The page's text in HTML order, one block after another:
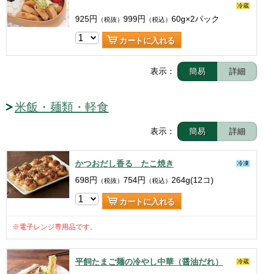
冷蔵
925円 （税抜） 999円 （税込） 60g×2パック
カートに入れる
表示： 簡易 詳細
米飯・麺類・軽食
表示： 簡易 詳細
かつおだし香る たこ焼き 冷凍
698円 （税抜） 754円 （税込） 264g(12コ)
カートに入れる
※電子レンジ専用品です。
平飼たまご麺の冷やし中華（醤油だれ） 冷蔵